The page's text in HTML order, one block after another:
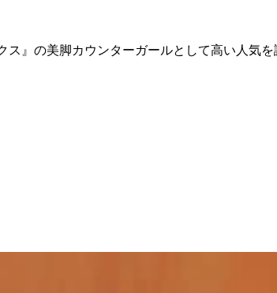
』の美脚カウンターガールとして高い人気